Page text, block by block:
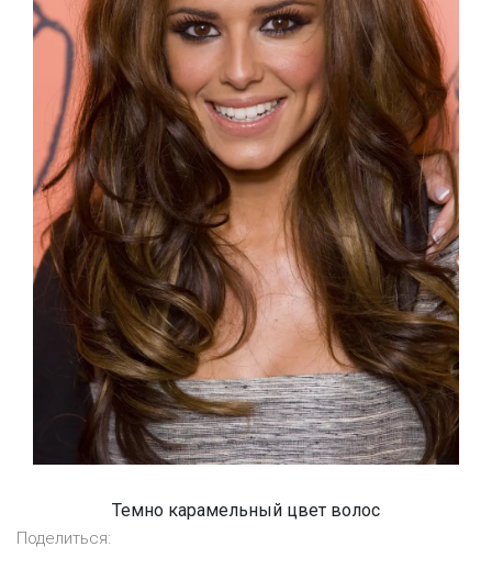
Темно карамельный цвет волос
Поделиться: